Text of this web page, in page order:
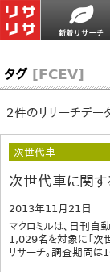
タグ [FCEV]
2件のリサーチデ
次世代車
次世代車に関す
2013年11月21日
マクロミルは、日刊
1,029名を対象に「次
リサーチ。調査期間